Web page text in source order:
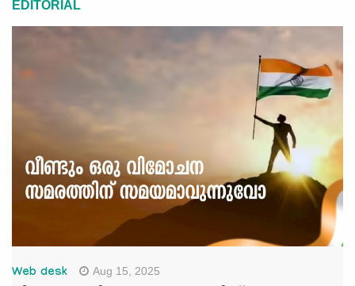
EDITORIAL
Web desk Aug 15, 2025